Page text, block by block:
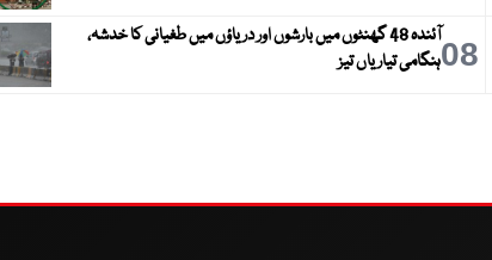
08
آئندہ 48 گھنٹوں میں بارشوں اور دریاؤں میں طغیانی کا خدشہ،
ہنگامی تیاریاں تیز